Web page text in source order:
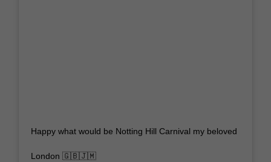
Happy what would be Notting Hill Carnival my beloved
London 🇬🇧🇯🇲